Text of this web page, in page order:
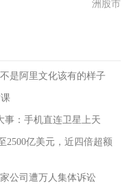
洲股市
是阿里文化该有的样子
事：手机直连卫星上天
2500亿美元，近四倍超额
公司遭万人集体诉讼